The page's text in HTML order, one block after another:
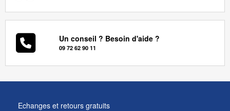
Un conseil ? Besoin d'aide ?
09 72 62 90 11
Echanges et retours gratuits